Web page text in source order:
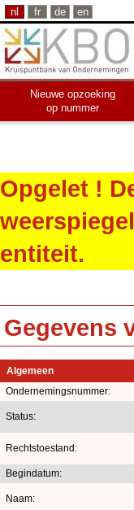
nl fr de en
Nieuwe opzoeking
op nummer
Opgelet !
entiteit.
Gegevens
Algemeen
Ondernemingsnummer:
Status:
Rechtstoestand:
Begindatum:
Naam: